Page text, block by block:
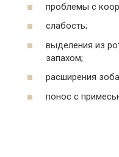
проблемы с
слабость;
выделения из
запахом;
расширения
понос с